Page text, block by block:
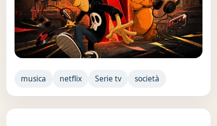
musica netflix Serie tv società